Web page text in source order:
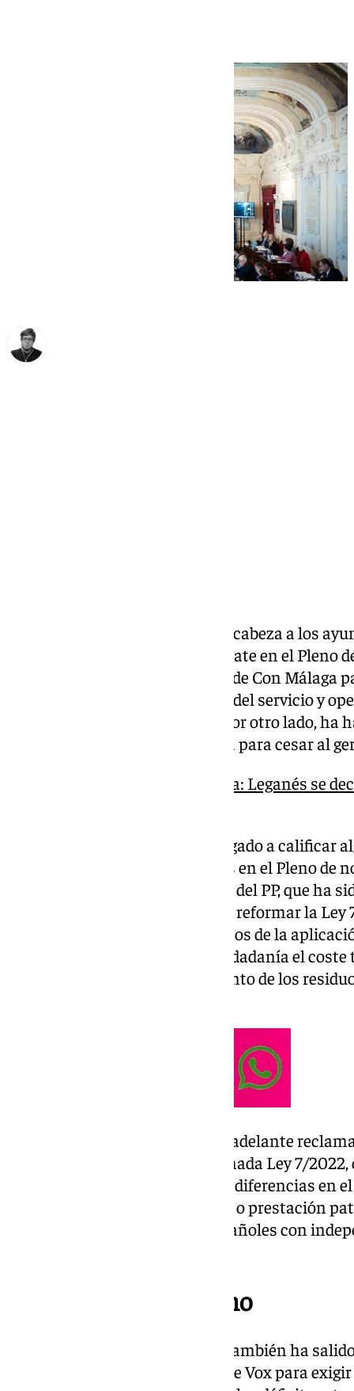
que trae de cabeza a los
colado como nuevo tema de debate en el
PP y PSOE apoyando la moción de Con
no repercuta todo el coste total del servicio y
y tratamiento de los residuos. Por otro lado, ha
conjunta de PSOE y Con Málaga para cesar al
Guerra a la tasa de la basura: Leganés se
El ‘basurazo’ como ya lo han llegado a
buena parte de las exposiciones en el Pleno de
debatido otra iniciativa urgente del PP, que ha
concreto, se insta al Ejecutivo a reformar la
medidas que «suavicen los efectos de la
obligación de repercutir a la ciudadanía el
recogida, transporte y tratamiento de los
Igualmente, también ha salido adelante
con o sin reforma de la mencionada Ley 7/
reduzcan al mínimo posible las diferencias en
ciudadanía en concepto de tasa o prestación
garantice la igualdad de los españoles con
Otros puntos del Pleno
Por otro lado, durante el Pleno también ha
enmiendas la moción urgente de Vox para